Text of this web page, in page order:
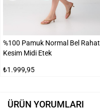
%100 Pamuk Normal Bel Rahat
Kesim Midi Etek
₺1.999,95
ÜRÜN YORUMLARI